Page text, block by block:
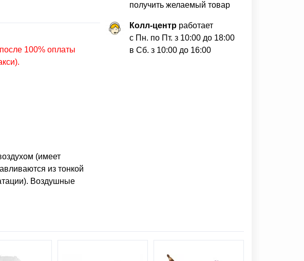
100% оплаты
(имеет
из тонкой
Воздушные
получить желаемый товар
Колл-центрработает
с Пн. по Пт. з 10:00 до 18:00
в Сб. з 10:00 до 16:00